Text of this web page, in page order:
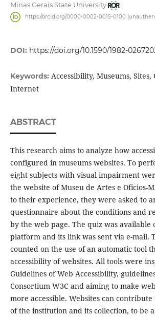
Minas Gerais State University
https://orcid.org/0000-0002-0015-0100
DOI: https://doi.org/10.1590/1982-
Keywords: Accessibility, Museums,
Internet
ABSTRACT
This research aims to analyze how
configured in museums websites. To
eight subjects with visual impairment
the website of Museu de Artes e Ofícios-
to their experience, they were asked to
questionnaire about the conditions and
by the web page. The quiz was available
platform and its link was sent via e-mail.
counted on the use of an automatic tool
accessibility of websites. All tools were
Guidelines of Web Accessibility,
Consortium W3C and aiming to make
more accessible. Websites can
of the institution and its collection, to be